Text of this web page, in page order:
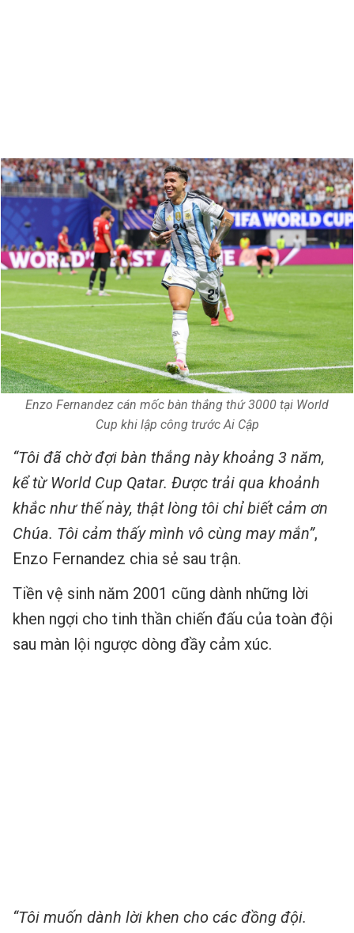
Enzo Fernandez cán mốc bàn thắng thứ 3000 tại World
Cup khi lập công trước Ai Cập
“Tôi đã chờ đợi bàn thắng này khoảng 3 năm,
kể từ World Cup Qatar. Được trải qua khoảnh
khắc như thế này, thật lòng tôi chỉ biết cảm ơn
Chúa. Tôi cảm thấy mình vô cùng may mắn”,
Enzo Fernandez chia sẻ sau trận.
Tiền vệ sinh năm 2001 cũng dành những lời
khen ngợi cho tinh thần chiến đấu của toàn đội
sau màn lội ngược dòng đầy cảm xúc.
“Tôi muốn dành lời khen cho các đồng đội.